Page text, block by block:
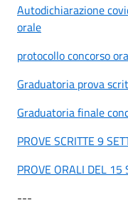
Autodichiarazione
orale
protocollo concorso
Graduatoria prova
Graduatoria finale
PROVE SCRITTE 9
PROVE ORALI DEL 15
---